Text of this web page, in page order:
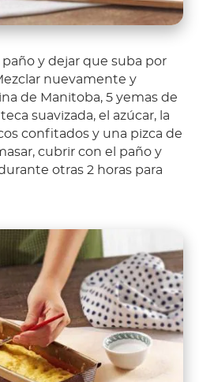
y dejar que suba por
nuevamente y
de Manitoba, 5 yemas de
suavizada, el azúcar, la
confitados y una pizca de
cubrir con el paño y
otras 2 horas para